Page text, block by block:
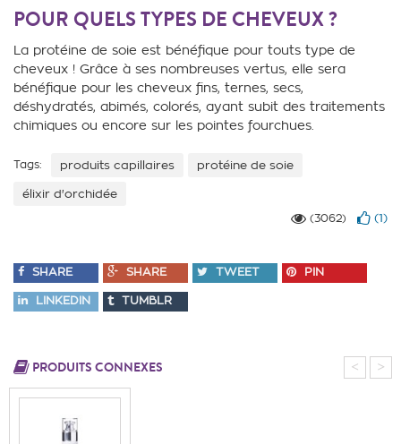
POUR QUELS TYPES DE CHEVEUX ?
La protéine de soie est bénéfique pour touts type de
cheveux ! Grâce à ses nombreuses vertus, elle sera
bénéfique pour les cheveux fins, ternes, secs,
déshydratés, abimés, colorés, ayant subit des traitements
chimiques ou encore sur les pointes fourchues.
Tags: produits capillaires
protéine de soie
élixir d'orchidée
(3062) (1)
SHARE SHARE TWEET
PIN
LINKEDIN
TUMBLR
PRODUITS CONNEXES < >